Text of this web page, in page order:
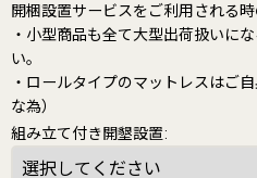
開梱設置サービスをご利用される
・小型商品も全て大型出荷扱いに
い。
・ロールタイプのマットレスはご
な為）
組み立て付き開墾設置: